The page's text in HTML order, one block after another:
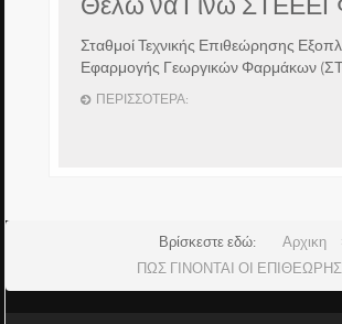
Θέλω να Γίνω
Σταθμοί Τεχνικής Επιθεώρησης
Εφαρμογής Γεωργικών Φαρμάκων
ΠΕΡΙΣΣΌΤΕΡΑ:
Βρίσκεστε εδώ: Αρχικη
ΠΩΣ ΓΙΝΟΝΤΑΙ ΟΙ